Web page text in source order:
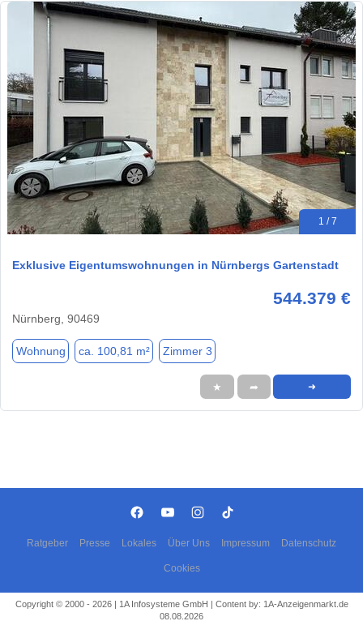
1 / 7
Exklusive Eigentumswohnungen in Nürnbergs Gartenstadt
544.379 €
Nürnberg, 90469
Wohnung ca. 100,81 m² Zimmer 3
★ ➦ ➜
Ratgeber Presse Lokales Über Uns Impressum Datenschutz
Cookies
Copyright © 2000 - 2026 | 1A Infosysteme GmbH | Content by: 1A-Anzeigenmarkt.de
08.08.2026